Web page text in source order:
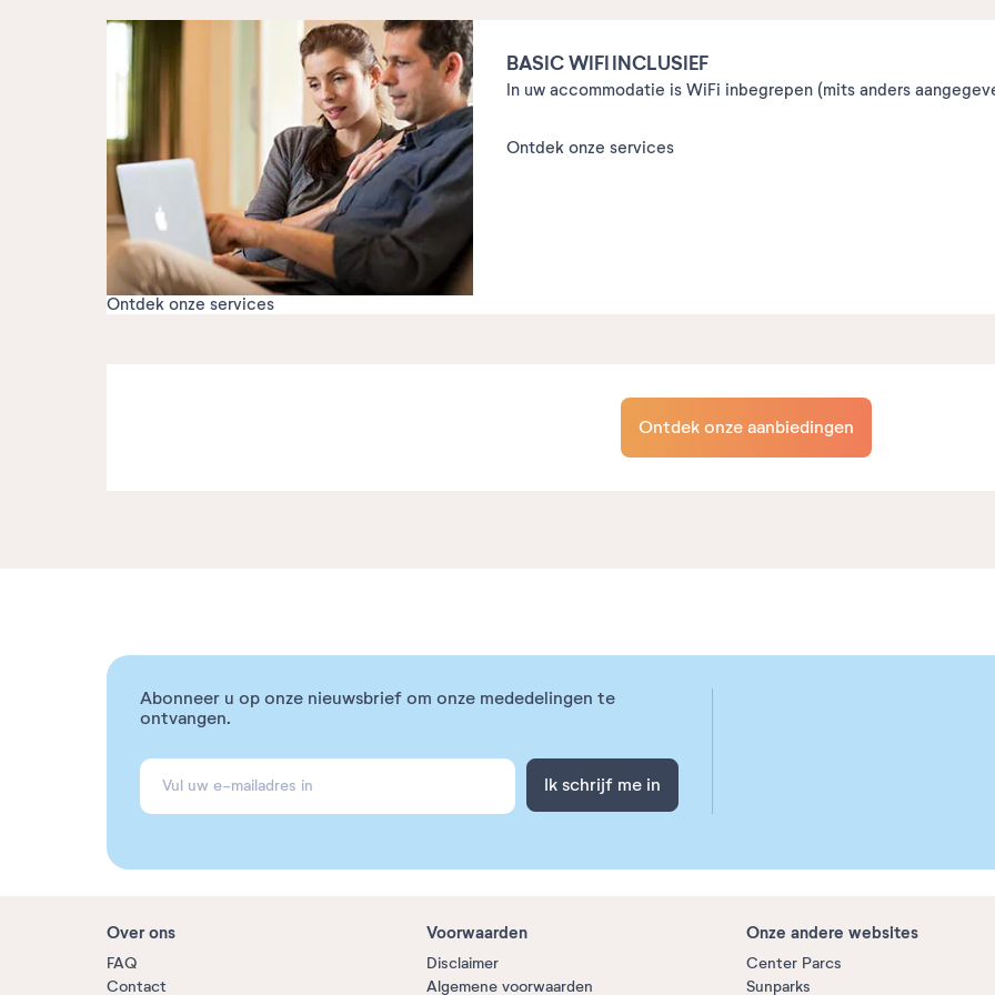
Ontdek onze services
BASIC WIFI INCLUSIEF
In uw accommodatie is WiFi inbegrepen (mits anders
Ontdek onze services
Ontdek onze aanbiedingen
Abonneer u op onze nieuwsbrief om onze mededelingen te
ontvangen.
Ik schrijf me in
Over ons
FAQ
Contact
Voorwaarden
Disclaimer
Algemene voorwaarden
Onze andere websites
Center Parcs
Sunparks